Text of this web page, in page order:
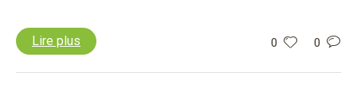
0 0
Lire plus